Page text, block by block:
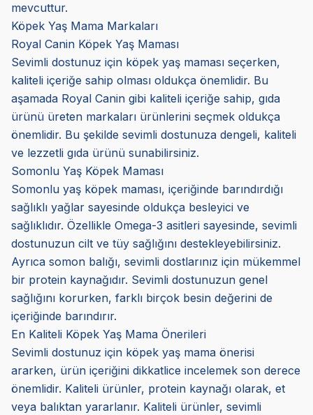
mevcuttur.
Köpek Yaş Mama Markaları
Royal Canin Köpek Yaş Maması
Sevimli dostunuz için köpek yaş maması seçerken,
kaliteli içeriğe sahip olması oldukça önemlidir. Bu
aşamada Royal Canin gibi kaliteli içeriğe sahip, gıda
ürünü üreten markaları ürünlerini seçmek oldukça
önemlidir. Bu şekilde sevimli dostunuza dengeli, kaliteli
ve lezzetli gıda ürünü sunabilirsiniz.
Somonlu Yaş Köpek Maması
Somonlu yaş köpek maması, içeriğinde barındırdığı
sağlıklı yağlar sayesinde oldukça besleyici ve
sağlıklıdır. Özellikle Omega-3 asitleri sayesinde, sevimli
dostunuzun cilt ve tüy sağlığını destekleyebilirsiniz.
Ayrıca somon balığı, sevimli dostlarınız için mükemmel
bir protein kaynağıdır. Sevimli dostunuzun genel
sağlığını korurken, farklı birçok besin değerini de
içeriğinde barındırır.
En Kaliteli Köpek Yaş Mama Önerileri
Sevimli dostunuz için köpek yaş mama önerisi
ararken, ürün içeriğini dikkatlice incelemek son derece
önemlidir. Kaliteli ürünler, protein kaynağı olarak, et
veya balıktan yararlanır. Kaliteli ürünler, sevimli